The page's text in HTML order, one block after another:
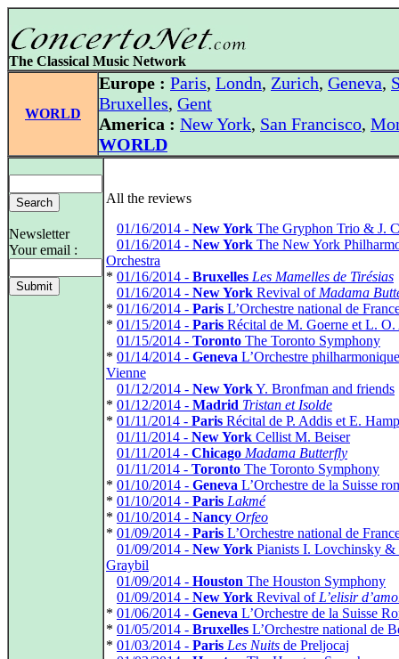
The Classical Music Network
WORLD
Europe : Paris, Londn, Zurich, Geneva,
Bruxelles, Gent
America : New York, San Francisco,
WORLD
Newsletter
Your email :
All the reviews
01/16/2014 - New York The Gryphon Trio & J.
01/16/2014 - New York The New York
Orchestra
* 01/16/2014 - Bruxelles Les Mamelles de Tirésias
01/16/2014 - New York Revival of Madama
* 01/16/2014 - Paris L’Orchestre national de
* 01/15/2014 - Paris Récital de M. Goerne et L. O.
01/15/2014 - Toronto The Toronto Symphony
* 01/14/2014 - Geneva L’Orchestre
Vienne
01/12/2014 - New YorkY. Bronfman and friends
* 01/12/2014 - Madrid Tristan et Isolde
* 01/11/2014 - Paris Récital de P. Addis et E.
01/11/2014 - New York Cellist M. Beiser
01/11/2014 - Chicago Madama Butterfly
01/11/2014 - Toronto The Toronto Symphony
* 01/10/2014 - Geneva L’Orchestre de la Suisse
* 01/10/2014 - Paris Lakmé
* 01/10/2014 - Nancy Orfeo
* 01/09/2014 - Paris L’Orchestre national de
01/09/2014 - New York Pianists I. Lovchinsky
Graybil
01/09/2014 - Houston The Houston Symphony
01/09/2014 - New York Revival of L’elisir
* 01/06/2014 - Geneva L’Orchestre de la Suisse
* 01/05/2014 - Bruxelles L’Orchestre national de
* 01/03/2014 - Paris Les Nuits de Preljocaj